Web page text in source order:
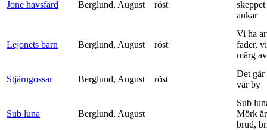
Jone havsfärd Berglund, August röst
ankar
Lejonets barn Berglund, August röst
Vi ha
fader,
märg
Stjärngossar Berglund, August röst
Det går
vår by
Sub luna Berglund, August
Sub
Mörk
brud,